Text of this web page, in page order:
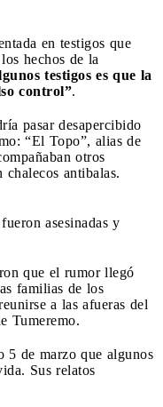
en testigos que
hechos de la
testigos es que la
control”.
pasar desapercibido
“El Topo”, alias de
otros
chalecos antibalas.
asesinadas y
que el rumor llegó
familias de los
a las afueras del
Tumeremo.
5 de marzo que algunos
Sus relatos